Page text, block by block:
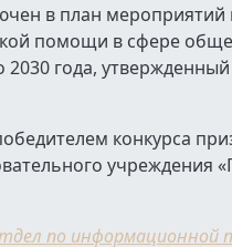
в план
помощи в сфере
2030 года,
конкурса
учреждения
по информационной